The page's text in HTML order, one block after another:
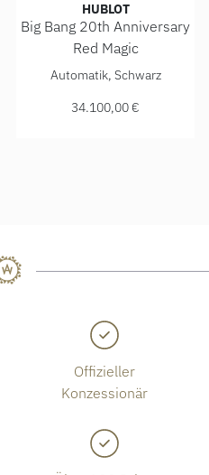
King Gold Ceramic ,
HUBLOT
Big Bang 20th Anniversary
Red Magic
Hublot Big Bang 20th
Automatik, Schwarz
34.100,00 €
Offizieller
Konzessionär